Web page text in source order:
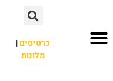
כרטיסים|
מלונות